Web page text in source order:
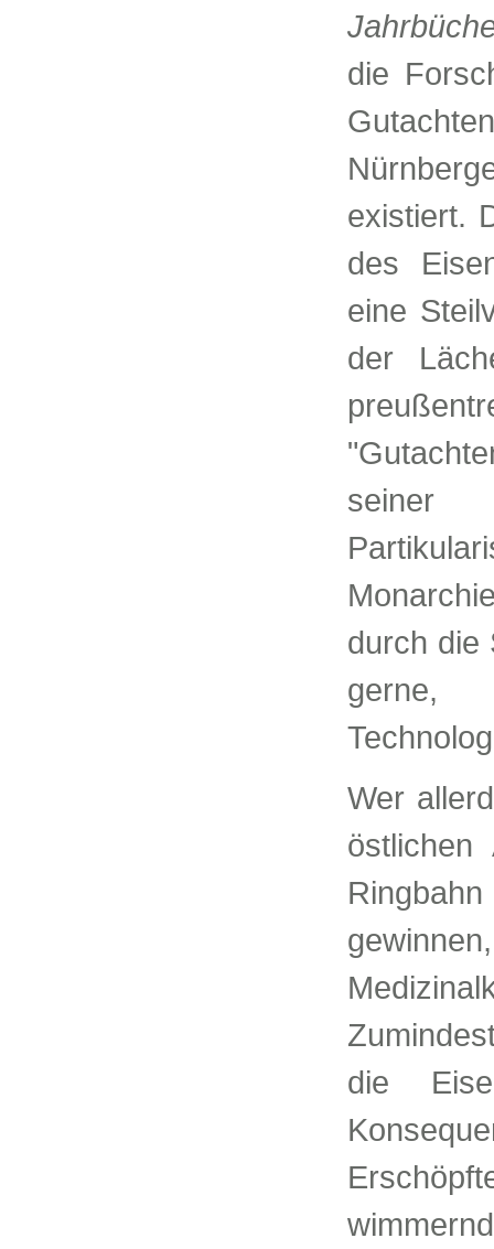
die
existiert.
des
eine
der
seiner
durch die
Wer
die